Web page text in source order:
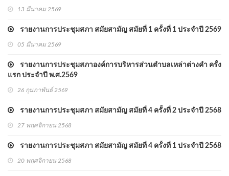
13 มีนาคม 2569
รายงานการประชุมสภา สมัยสามัญ สมัยที่ 1 ครั้งที่ 1 ประจำปี 2569
05 มีนาคม 2569
รายงานการประชุมสภาองค์การบริหารส่วนตำบลเหล่าต่างคำ ครั้ง
แรก ประจำปี พ.ศ.2569
26 กุมภาพันธ์ 2569
รายงานการประชุมสภา สมัยสามัญ สมัยที่ 4 ครั้งที่ 2 ประจำปี 2568
27 พฤศจิกายน 2568
รายงานการประชุมสภา สมัยสามัญ สมัยที่ 4 ครั้งที่ 1 ประจำปี 2568
20 พฤศจิกายน 2568